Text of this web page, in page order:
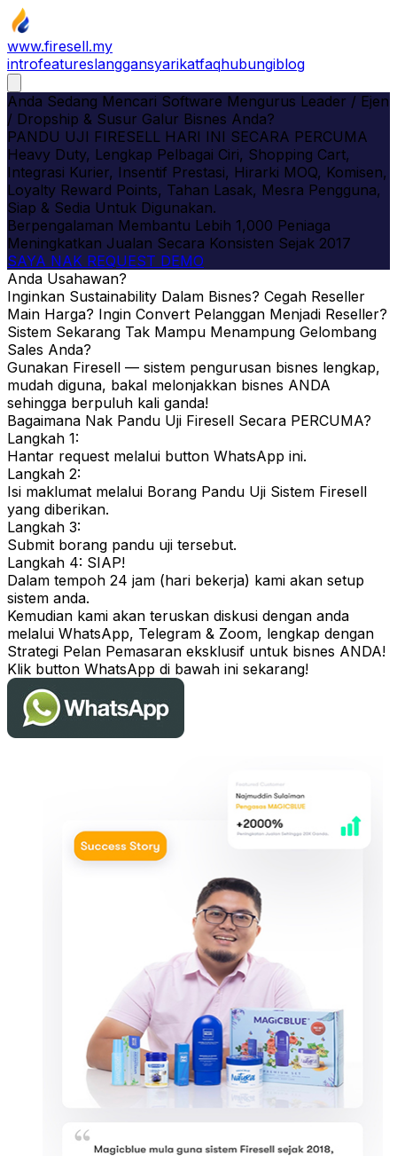
www.firesell.my
introfeatureslanggansyarikatfaqhubungiblog
Anda Sedang Mencari Software Mengurus Leader / Ejen
/ Dropship & Susur Galur Bisnes Anda?
PANDU UJI FIRESELL HARI INI SECARA PERCUMA
Heavy Duty, Lengkap Pelbagai Ciri, Shopping Cart,
Integrasi Kurier, Insentif Prestasi, Hirarki MOQ, Komisen,
Loyalty Reward Points, Tahan Lasak, Mesra Pengguna,
Siap & Sedia Untuk Digunakan.
Berpengalaman Membantu Lebih 1,000 Peniaga
Meningkatkan Jualan Secara Konsisten Sejak 2017
SAYA NAK REQUEST DEMO
Anda Usahawan?
Inginkan Sustainability Dalam Bisnes? Cegah Reseller
Main Harga? Ingin Convert Pelanggan Menjadi Reseller?
Sistem Sekarang Tak Mampu Menampung Gelombang
Sales Anda?
Gunakan Firesell — sistem pengurusan bisnes lengkap,
mudah diguna, bakal melonjakkan bisnes ANDA
sehingga berpuluh kali ganda!
Bagaimana Nak Pandu Uji Firesell Secara PERCUMA?
Langkah 1:
Hantar request melalui button WhatsApp ini.
Langkah 2:
Isi maklumat melalui Borang Pandu Uji Sistem Firesell
yang diberikan.
Langkah 3:
Submit borang pandu uji tersebut.
Langkah 4: SIAP!
Dalam tempoh 24 jam (hari bekerja) kami akan setup
sistem anda.
Kemudian kami akan teruskan diskusi dengan anda
melalui WhatsApp, Telegram & Zoom, lengkap dengan
Strategi Pelan Pemasaran eksklusif untuk bisnes ANDA!
Klik button WhatsApp di bawah ini sekarang!